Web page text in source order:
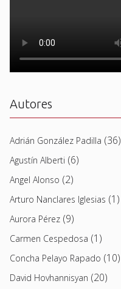
Autores
Adrián González Padilla (36)
Agustín Alberti (6)
Angel Alonso (2)
Arturo Nanclares Iglesias (1)
Aurora Pérez (9)
Carmen Cespedosa (1)
Concha Pelayo Rapado (10)
David Hovhannisyan (20)